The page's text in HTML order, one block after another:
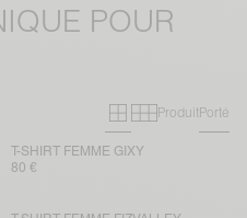
POUR
Grille
Grille
ProduitPorté
T-SHIRT FEMME GIXY
80 €